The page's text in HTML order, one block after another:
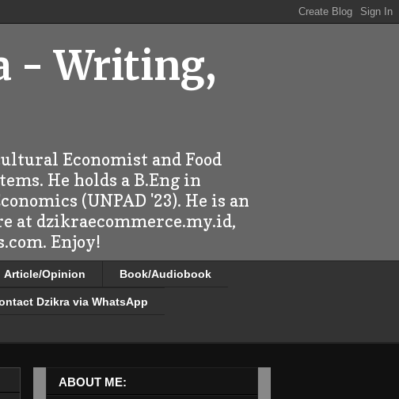
- Writing,
Economist and Food
He holds a B.Eng in
(UNPAD '23). He is an
at dzikraecommerce.my.id,
Enjoy!
Article/Opinion Book/Audiobook
Dzikra via WhatsApp
ABOUT ME: